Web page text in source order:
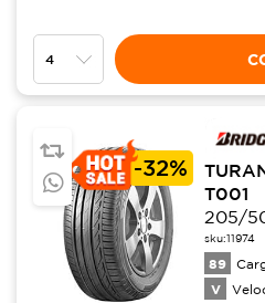
-32%
T001
205/
sku:11974
89
V